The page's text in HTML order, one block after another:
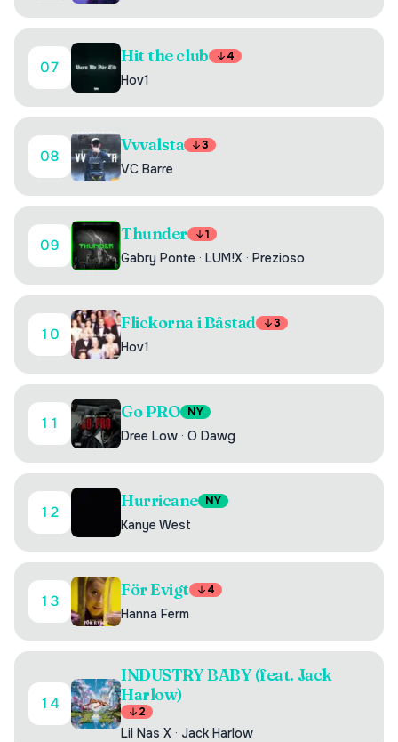
07
Hit the club 4
Hov1
08
Vvvalsta 3
VC Barre
09
Thunder 1
Gabry Ponte · LUM!X · Prezioso
10
Flickorna i Båstad 3
Hov1
11
Go PRO NY
Dree Low · O Dawg
12
Hurricane NY
Kanye West
13
För Evigt 4
Hanna Ferm
14
INDUSTRY BABY (feat. Jack
Harlow)
2
Lil Nas X · Jack Harlow